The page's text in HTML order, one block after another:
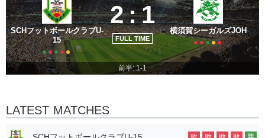
SCHフットボールクラブU-
15
2:1
FULL TIME
横須賀シーガルズJOH
前半: 1-1
LATEST MATCHES